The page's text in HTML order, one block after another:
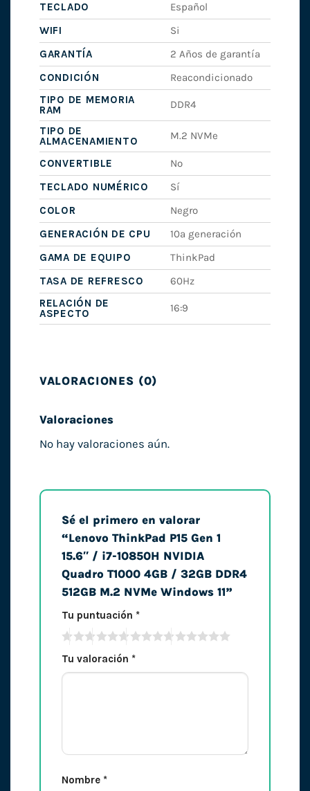
TECLADO
Español
WIFI
Si
GARANTÍA
2 Años de garantía
CONDICIÓN
Reacondicionado
TIPO DE MEMORIA
RAM
DDR4
TIPO DE
ALMACENAMIENTO
M.2 NVMe
CONVERTIBLE
No
TECLADO NUMÉRICO
Sí
COLOR
Negro
GENERACIÓN DE CPU
10ª generación
GAMA DE EQUIPO
ThinkPad
TASA DE REFRESCO
60Hz
RELACIÓN DE
ASPECTO
16:9
VALORACIONES (0)
Valoraciones
No hay valoraciones aún.
Sé el primero en valorar
“Lenovo ThinkPad P15 Gen 1
15.6″ / i7-10850H NVIDIA
Quadro T1000 4GB / 32GB DDR4
512GB M.2 NVMe Windows 11”
Tu puntuación *
Tu valoración *
Nombre *